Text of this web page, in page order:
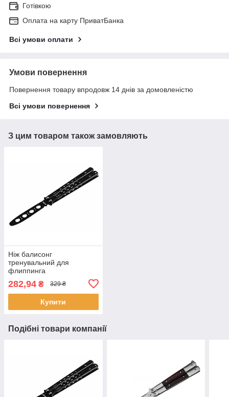
Готівкою
Оплата на карту ПриватБанка
Всі умови оплати
Умови повернення
Повернення товару впродовж 14 днів за домовленістю
Всі умови повернення
З цим товаром також замовляють
Ніж балисонг
тренувальний для
флиппинга
282,94 ₴ 329 ₴
Купити
Подібні товари компанії